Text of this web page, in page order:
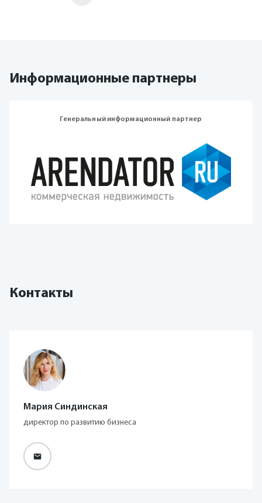
Информационные партнеры
Генеральный информационный партнер
Контакты
Мария Синдинская
директор по развитию бизнеса